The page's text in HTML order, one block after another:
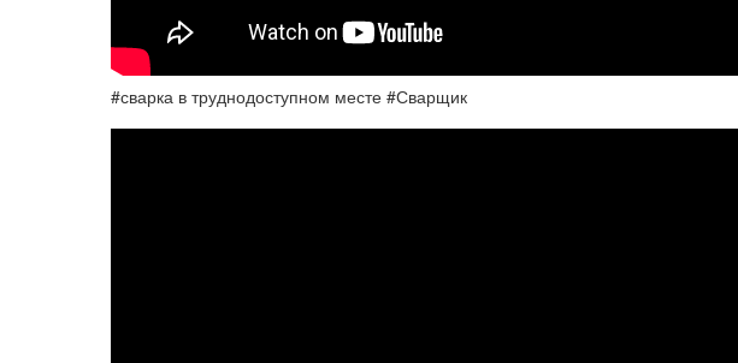
#сварка в труднодоступном месте #Сварщик